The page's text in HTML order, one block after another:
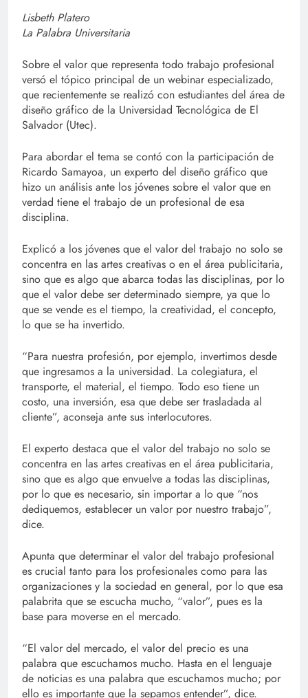
Lisbeth Platero
La Palabra Universitaria
Sobre el valor que representa todo trabajo profesional
versó el tópico principal de un webinar especializado,
que recientemente se realizó con estudiantes del área de
diseño gráfico de la Universidad Tecnológica de El
Salvador (Utec).
Para abordar el tema se contó con la participación de
Ricardo Samayoa, un experto del diseño gráfico que
hizo un análisis ante los jóvenes sobre el valor que en
verdad tiene el trabajo de un profesional de esa
disciplina.
Explicó a los jóvenes que el valor del trabajo no solo se
concentra en las artes creativas o en el área publicitaria,
sino que es algo que abarca todas las disciplinas, por lo
que el valor debe ser determinado siempre, ya que lo
que se vende es el tiempo, la creatividad, el concepto,
lo que se ha invertido.
“Para nuestra profesión, por ejemplo, invertimos desde
que ingresamos a la universidad. La colegiatura, el
transporte, el material, el tiempo. Todo eso tiene un
costo, una inversión, esa que debe ser trasladada al
cliente”, aconseja ante sus interlocutores.
El experto destaca que el valor del trabajo no solo se
concentra en las artes creativas en el área publicitaria,
sino que es algo que envuelve a todas las disciplinas,
por lo que es necesario, sin importar a lo que “nos
dediquemos, establecer un valor por nuestro trabajo”,
dice.
Apunta que determinar el valor del trabajo profesional
es crucial tanto para los profesionales como para las
organizaciones y la sociedad en general, por lo que esa
palabrita que se escucha mucho, “valor”, pues es la
base para moverse en el mercado.
“El valor del mercado, el valor del precio es una
palabra que escuchamos mucho. Hasta en el lenguaje
de noticias es una palabra que escuchamos mucho; por
ello es importante que la sepamos entender”, dice.